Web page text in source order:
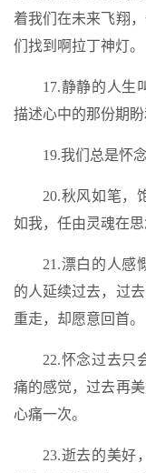
着我们在未来飞翔
们找到啊拉丁神灯。
17.静静的人生
描述心中的那份期盼
19.我们总是怀
20.秋风如笔，
如我，任由灵魂在
21.漂白的人感
的人延续过去，过
重走，却愿意回首。
22.怀念过去只
痛的感觉，过去再
心痛一次。
23.逝去的美好